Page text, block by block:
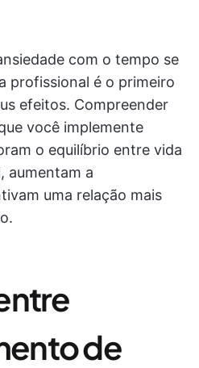
com o tempo se
profissional é o primeiro
efeitos. Compreender
você implemente
o equilíbrio entre vida
aumentam a
uma relação mais
de